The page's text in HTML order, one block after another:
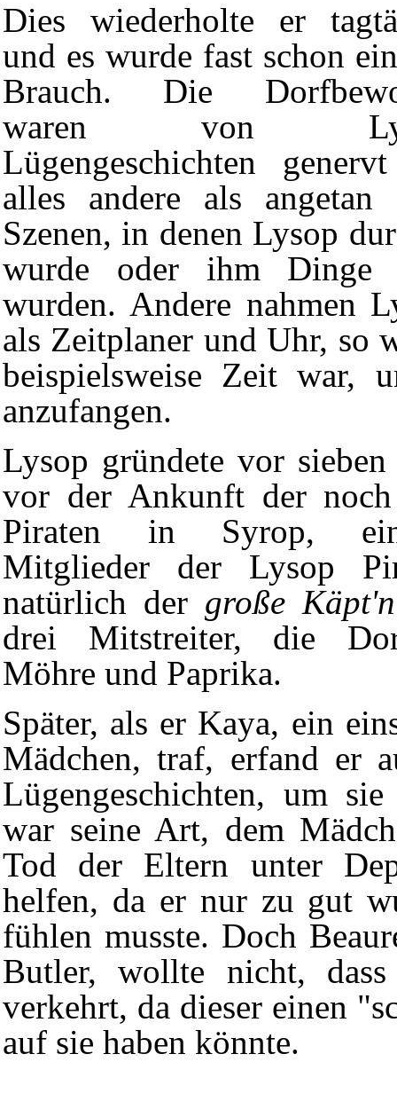
Dies wiederholte er
und es wurde fast schon
Brauch. Die
waren von
Lügengeschichten
alles andere als
Szenen, in denen Lysop
wurde oder ihm Dinge
wurden. Andere nahmen
als Zeitplaner und Uhr, so
beispielsweise Zeit war,
anzufangen.
Lysop gründete vor
vor der Ankunft der
Piraten in Syrop,
Mitglieder der Lysop
natürlich der große Käpt'n
drei Mitstreiter, die
Möhre und Paprika.
Später, als er Kaya, ein
Mädchen, traf, erfand er
Lügengeschichten, um
war seine Art, dem
Tod der Eltern unter
helfen, da er nur zu gut
fühlen musste. Doch
Butler, wollte nicht,
verkehrt, da dieser einen
auf sie haben könnte.